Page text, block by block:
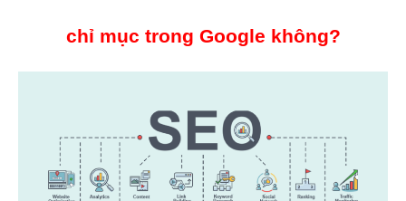
chỉ mục trong Google không?